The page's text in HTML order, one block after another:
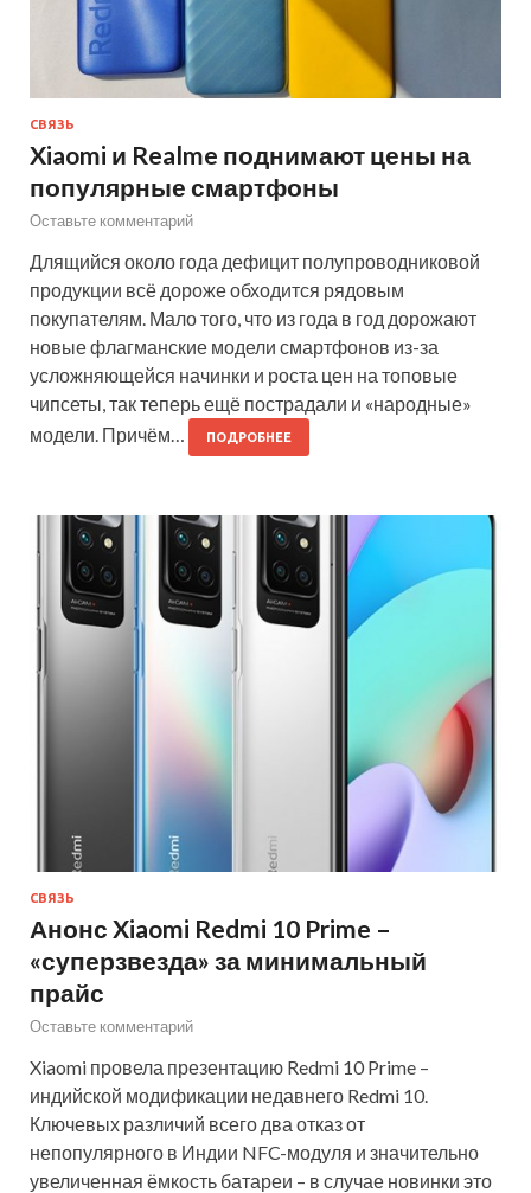
СВЯЗЬ
Xiaomi и Realme поднимают цены на
популярные смартфоны
Оставьте комментарий
Длящийся около года дефицит полупроводниковой
продукции всё дороже обходится рядовым
покупателям. Мало того, что из года в год дорожают
новые флагманские модели смартфонов из-за
усложняющейся начинки и роста цен на топовые
чипсеты, так теперь ещё пострадали и «народные»
модели. Причём…
ПОДРОБНЕЕ
СВЯЗЬ
Анонс Xiaomi Redmi 10 Prime –
«суперзвезда» за минимальный
прайс
Оставьте комментарий
Xiaomi провела презентацию Redmi 10 Prime –
индийской модификации недавнего Redmi 10.
Ключевых различий всего два отказ от
непопулярного в Индии NFC-модуля и значительно
увеличенная ёмкость батареи – в случае новинки это